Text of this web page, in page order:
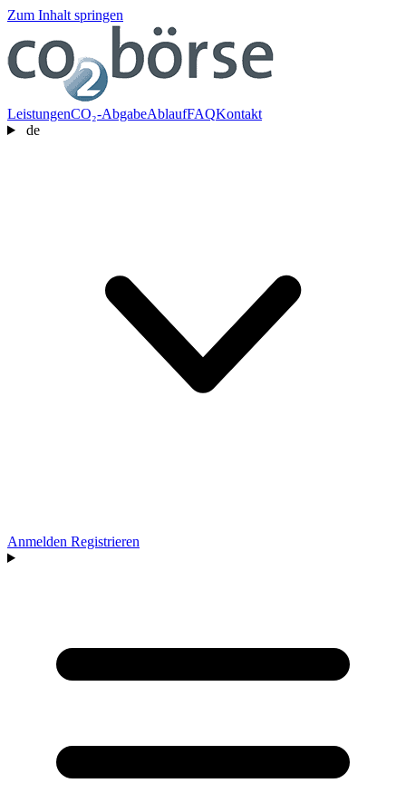
Zum Inhalt springen
LeistungenCO₂-AbgabeAblaufFAQKontakt
de
Anmelden Registrieren